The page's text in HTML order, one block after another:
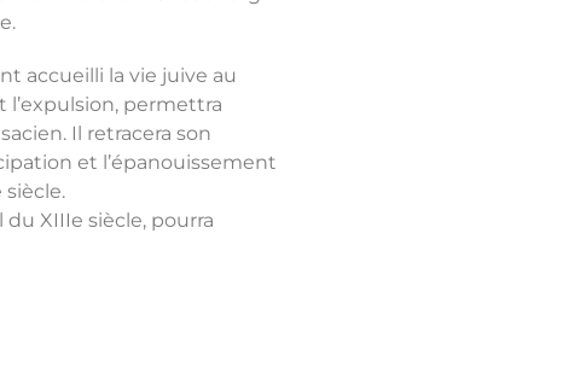
accueilli la vie juive au
l’expulsion, permettra
Il retracera son
et l’épanouissement
XIIIe siècle, pourra